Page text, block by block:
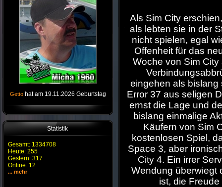
Getto hat am 19.11.2026 Geburtstag
Statistik
Gesamt: 1334708
Heute: 255
Gestern: 317
Online: 12
... mehr
Als Sim City
als lebten sie in der
nicht spielen, egal
Offenheit für das
Woche von Sim
eingehen als bislang
Error 37 aus seligen
ernst die Lage und
bislang einmalige
Käufern von Sim
kostenlosen Spiel,
Space 3, aber
City 4. Ein irrer
Wendung überwiegt
ist, die